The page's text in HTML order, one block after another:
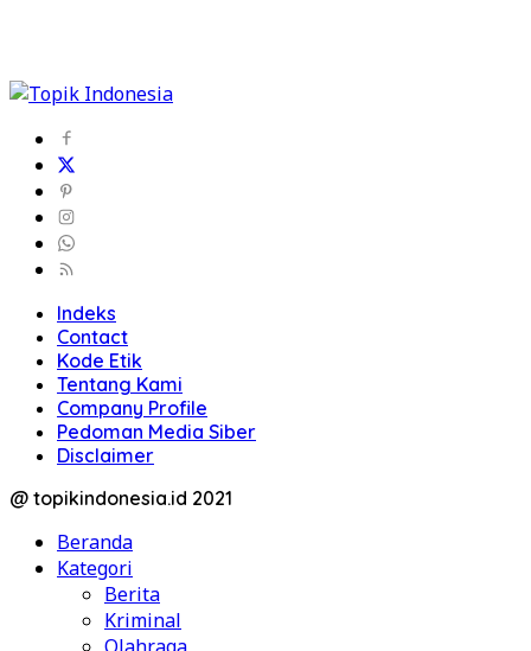
Indeks
Contact
Kode Etik
Tentang Kami
Company Profile
Pedoman Media Siber
Disclaimer
@ topikindonesia.id 2021
Beranda
Kategori
Berita
Kriminal